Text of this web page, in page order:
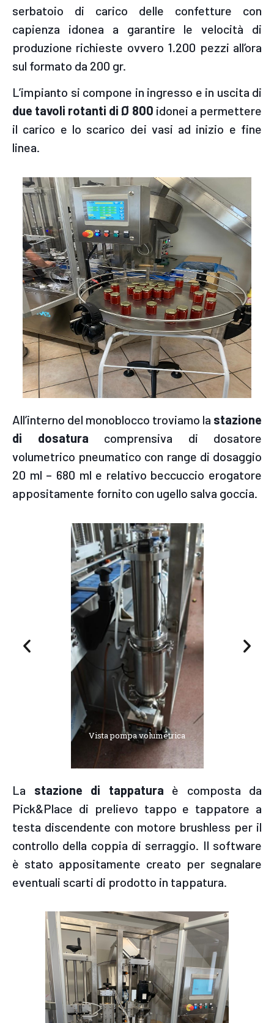
serbatoio di carico delle confetture con
capienza idonea a garantire le velocità di
produzione richieste ovvero 1.200 pezzi all’ora
sul formato da 200 gr.
L’impianto si compone in ingresso e in uscita di
due tavoli rotanti di Ø 800 idonei a permettere
il carico e lo scarico dei vasi ad inizio e fine
linea.
All’interno del monoblocco troviamo la stazione
di dosatura comprensiva di dosatore
volumetrico pneumatico con range di dosaggio
20 ml – 680 ml e relativo beccuccio erogatore
appositamente fornito con ugello salva goccia.
Vista pompa volumetrica
La stazione di tappatura è composta da
Pick&Place di prelievo tappo e tappatore a
testa discendente con motore brushless per il
controllo della coppia di serraggio. Il software
è stato appositamente creato per segnalare
eventuali scarti di prodotto in tappatura.